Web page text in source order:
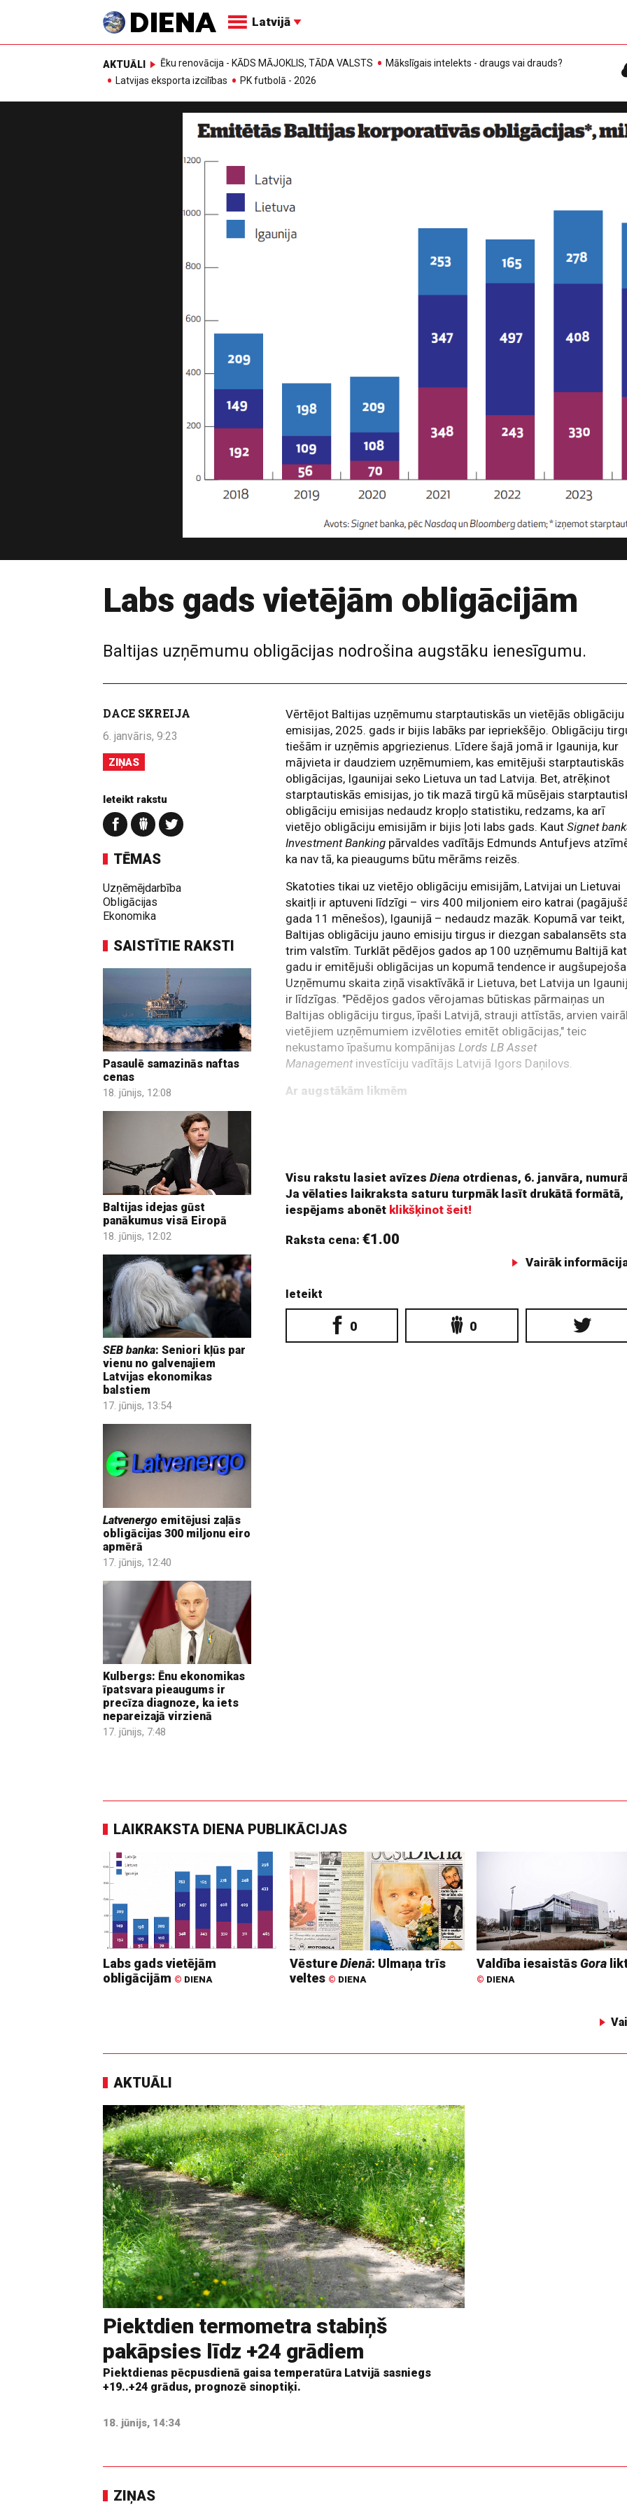
Latvijā
AKTUĀLI Ēku renovācija - KĀDS MĀJOKLIS, TĀDA VALSTS
Mākslīgais intelekts - draugs vai drauds?
Latvijas eksporta izcilības
PK futbolā - 2026
Labs gads vietējām obligācijām
Baltijas uzņēmumu obligācijas nodrošina augstāku ienesīgumu.
DACE SKREIJA
6. janvāris, 9:23
ZIŅAS
Ieteikt rakstu
TĒMAS
Uzņēmējdarbība
Obligācijas
Ekonomika
SAISTĪTIE RAKSTI
Pasaulē samazinās naftas
cenas
18. jūnijs, 12:08
Baltijas idejas gūst
panākumus visā Eiropā
18. jūnijs, 12:02
SEB banka: Seniori kļūs par
vienu no galvenajiem
Latvijas ekonomikas
balstiem
17. jūnijs, 13:54
Latvenergo emitējusi zaļās
obligācijas 300 miljonu eiro
apmērā
17. jūnijs, 12:40
Kulbergs: Ēnu ekonomikas
īpatsvara pieaugums ir
precīza diagnoze, ka iets
nepareizajā virzienā
17. jūnijs, 7:48
Vērtējot Baltijas uzņēmumu starptautiskās un vietējās obligāciju
emisijas, 2025. gads ir bijis labāks par iepriekšējo. Obligāciju
tiešām ir uzņēmis apgriezienus. Līdere šajā jomā ir Igaunija, kur
mājvieta ir daudziem uzņēmumiem, kas emitējuši starptautiskās
obligācijas, Igaunijai seko Lietuva un tad Latvija. Bet, atrēķinot
starptautiskās emisijas, jo tik mazā tirgū kā mūsējais
obligāciju emisijas nedaudz kropļo statistiku, redzams, ka arī
vietējo obligāciju emisijām ir bijis ļoti labs gads. KautSignet
Investment Banking pārvaldes vadītājs Edmunds Antufjevs
ka nav tā, ka pieaugums būtu mērāms reizēs.
Skatoties tikai uz vietējo obligāciju emisijām, Latvijai un Lietuvai
skaitļi ir aptuveni līdzīgi – virs 400 miljoniem eiro katrai
gada 11 mēnešos), Igaunijā – nedaudz mazāk. Kopumā var teikt,
Baltijas obligāciju jauno emisiju tirgus ir diezgan sabalansēts
trim valstīm. Turklāt pēdējos gados ap 100 uzņēmumu Baltijā
gadu ir emitējuši obligācijas un kopumā tendence ir
Uzņēmumu skaita ziņā visaktīvākā ir Lietuva, bet Latvija un
ir līdzīgas. "Pēdējos gados vērojamas būtiskas pārmaiņas un
Baltijas obligāciju tirgus, īpaši Latvijā, strauji attīstās, arvien
vietējiem uzņēmumiem izvēloties emitēt obligācijas," teic
nekustamo īpašumu kompānijasLords LB Asset
Managementinvestīciju vadītājs Latvijā Igors Daņilovs.
Ar augstākām likmēm
Visu rakstu lasiet avīzesDiena otrdienas, 6. janvāra,
Ja vēlaties laikraksta saturu turpmāk lasīt drukātā formātā,
iespējams abonēt klikšķinot šeit!
Raksta cena:€1.00
Vairāk
Ieteikt
0 0
LAIKRAKSTA DIENA PUBLIKĀCIJAS
Labs gads vietējām
obligācijām © DIENA
VēstureDienā: Ulmaņa trīs
veltes © DIENA
Valdība iesaistāsGora
© DIENA
AKTUĀLI
Piektdien termometra stabiņš
pakāpsies līdz +24 grādiem
Piektdienas pēcpusdienā gaisa temperatūra Latvijā sasniegs
+19..+24 grādus, prognozē sinoptiķi.
18. jūnijs, 14:34
ZIŅAS